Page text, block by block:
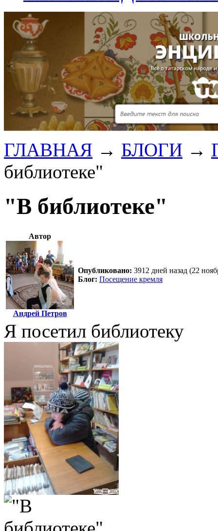
ГЛАВНАЯ → БЛОГИ →
библиотеке"
"В библиотеке"
Автор
Андрей Петров
Опубликовано: 3912 дней назад (22
Блог: Посещение кремля
Я посетил библиотеку